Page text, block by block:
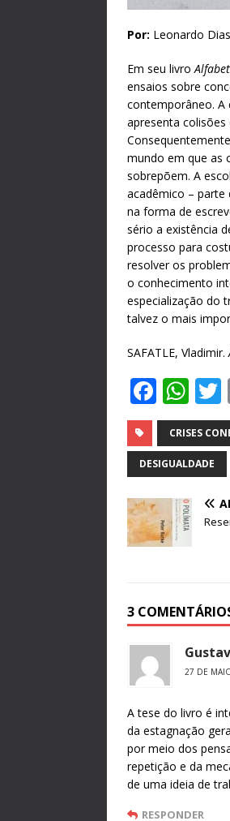
Por: Leonardo
Em seu livro
ensaios sobre
contemporâneo. A
apresenta
mundo em que as
sobrepõem. A
acadêmico – parte
na forma de
sério a existência
processo para
resolver os
o conhecimento
especialização do
talvez o mais
SAFATLE, Vladimir.
F
a
c
e
b
o
o
W
h
at
s
A
p
CRISES
DESIGUALDADE
3
27 DE
A tese do livro é
da estagnação
por meio dos
repetição e da
de uma ideia de
RESPONDER